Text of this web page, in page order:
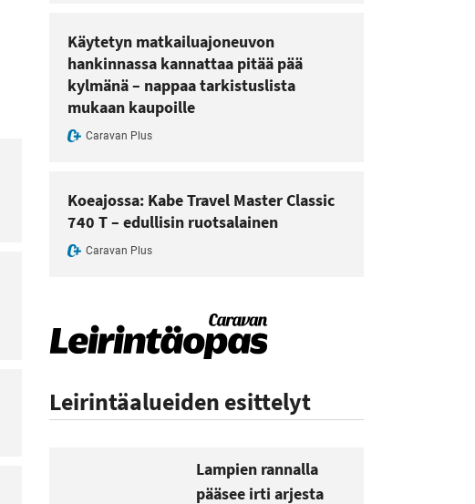
Käytetyn matkailuajoneuvon
hankinnassa kannattaa pitää pää
kylmänä – nappaa tarkistuslista
mukaan kaupoille
Caravan Plus
Koeajossa: Kabe Travel Master Classic
740 T – edullisin ruotsalainen
Caravan Plus
Leirintäalueiden esittelyt
Lampien rannalla
pääsee irti arjesta